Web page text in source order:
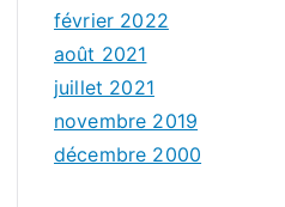
février 2022
août 2021
juillet 2021
novembre 2019
décembre 2000